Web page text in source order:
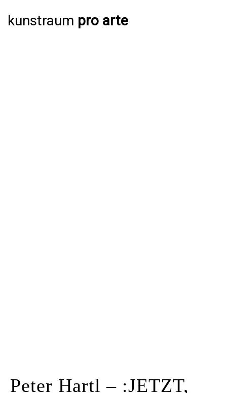
kunstraum pro arte
Peter Hartl – :JETZT,